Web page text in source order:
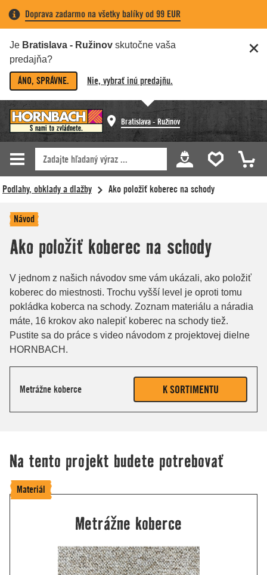
Doprava zadarmo na všetky balíky od 99 EUR
Je Bratislava - Ružinov skutočne vaša
predajňa?
ÁNO, SPRÁVNE. Nie, vybrať inú predajňu.
Bratislava - Ružinov